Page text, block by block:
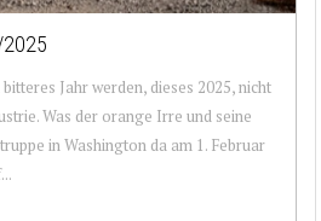
2025
Jahr werden, dieses 2025, nicht
Was der orange Irre und seine
in Washington da am 1. Februar